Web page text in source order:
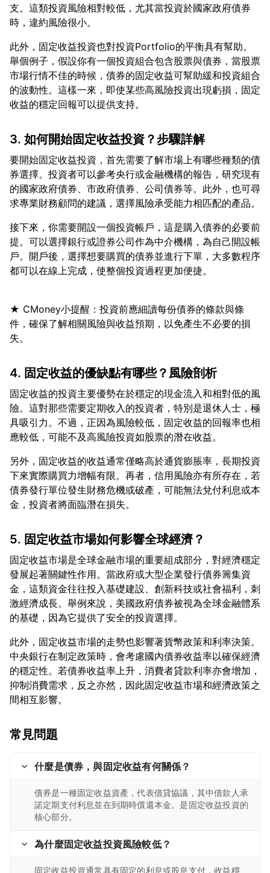
支。這類投資風險相對較低，尤其當投資於國家政府債券
此外，固定收益投資也對投資Portfolio的平衡具有幫助。
舉個例子，假設你有一個投資組合包含股票與債券，當股票
市場行情不佳的時候，債券的固定收益可幫助緩和投資組合
的波動性。這樣一來，即使某些高風險投資出現虧損，固定
3. 如何開始固定收益投資？步驟詳解
要開始固定收益投資，首先需要了解市場上有哪些種類的債
券選擇。投資者可以參考央行或金融機構的報告，研究現有
的國家政府債券、市政府債券、公司債券等。此外，也可尋
接下來，你需要開設一個投資帳戶，這是購入債券的必要前
提。可以選擇銀行或證券公司作為中介機構，為自己開設帳
戶。開戶後，選擇想要購買的債券並進行下單，大多數程序
★ CMoney小提醒：投資前應細讀每份債券的條款與條
件，確保了解相關風險與收益預期，以免產生不必要的損
4. 固定收益的優缺點有哪些？風險剖析
固定收益的投資主要優勢在於穩定的現金流入和相對低的風
險。這對那些需要定期收入的投資者，特別是退休人士，極
具吸引力。不過，正因為風險較低，固定收益的回報率也相
另外，固定收益的收益通常僅略高於通貨膨脹率，長期投資
下來實際購買力增幅有限。再者，信用風險亦有所存在，若
債券發行單位發生財務危機或破產，可能無法兌付利息或本
5. 固定收益市場如何影響全球經濟？
固定收益市場是全球金融市場的重要組成部分，對經濟穩定
發展起著關鍵性作用。當政府或大型企業發行債券籌集資
金，這類資金往往投入基礎建設、創新科技或社會福利，刺
激經濟成長。舉例來說，美國政府債券被視為全球金融體系
此外，固定收益市場的走勢也影響著貨幣政策和利率決策。
中央銀行在制定政策時，會考慮國內債券收益率以確保經濟
的穩定性。若債券收益率上升，消費者貸款利率亦會增加，
抑制消費需求，反之亦然，因此固定收益市場和經濟政策之
常見問題
什麼是債券，與固定收益有何關係？
債券是一種固定收益資產，代表借貸協議，其中借款人承
諾定期支付利息並在到期時償還本金。是固定收益投資的
核心部分。
為什麼固定收益投資風險較低？
固定收益投資通常具有固定的利息或股息支付，收益穩